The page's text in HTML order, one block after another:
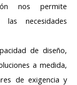
nos permite
necesidades
de diseño,
a medida,
de exigencia y